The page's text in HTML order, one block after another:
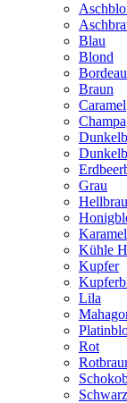
Blau
Blond
Braun
Caramel
Grau
Kühle
Kupfer
Lila
Rot
Schwarz